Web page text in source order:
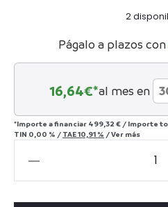
2
Págalo a plazos con
16,64€*al mes en
*Importe a financiar 499,32 € / Importe
TIN 0,00 % / TAE10,91 % /Ver más